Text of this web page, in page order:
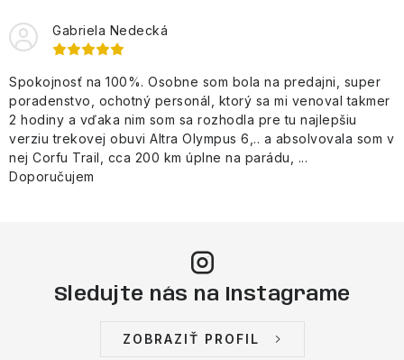
Gabriela Nedecká
Spokojnosť na 100%. Osobne som bola na predajni, super
poradenstvo, ochotný personál, ktorý sa mi venoval takmer
2 hodiny a vďaka nim som sa rozhodla pre tu najlepšiu
verziu trekovej obuvi Altra Olympus 6,.. a absolvovala som v
nej Corfu Trail, cca 200 km úplne na parádu, ...
Doporučujem
Sledujte nás na Instagrame
ZOBRAZIŤ PROFIL